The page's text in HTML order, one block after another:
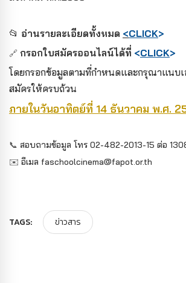
📂 อ่านรายละเอียดทั้งหมด <CLICK>
🔗 กรอกใบสมัครออนไลน์ได้ที่ <CLICK>
โดยกรอกข้อมูลตามที่กำหนดและกรุณาแนบเ
สมัครให้ครบถ้วน
ภายในวันอาทิตย์ที่ 14 ธันวาคม พ.ศ.
📞 สอบถามข้อมูล โทร 02-482-2013-15 ต่อ
✉️ อีเมล faschoolcinema@fapot.or.th
TAGS: ข่าวสาร